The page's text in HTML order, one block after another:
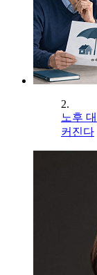
2.
노후
커진다